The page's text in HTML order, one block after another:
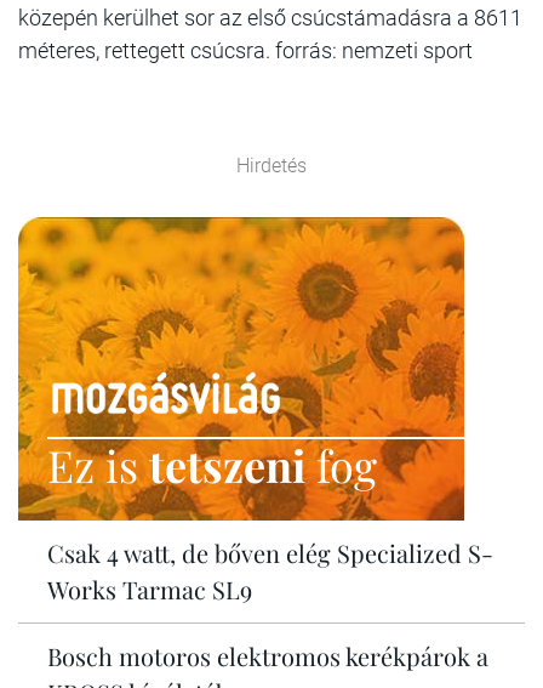
közepén kerülhet sor az első csúcstámadásra a 8611
méteres, rettegett csúcsra. forrás: nemzeti sport
Hirdetés
Ez istetszenifog
Csak 4 watt, de bőven elég Specialized S-
Works Tarmac SL9
Bosch motoros elektromos kerékpárok a